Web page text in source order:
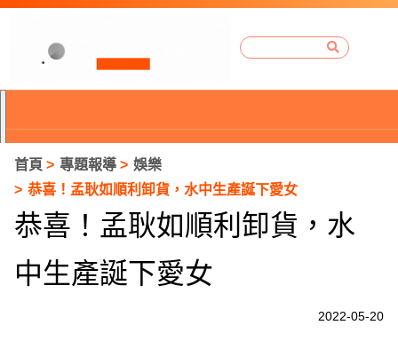
首頁 專題報導
娛樂
恭喜！孟耿如順利卸貨，水中生產誕下愛女
恭喜！孟耿如順利卸貨，水
中生產誕下愛女
2022-05-20